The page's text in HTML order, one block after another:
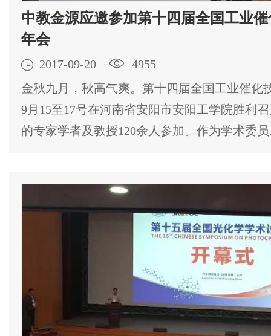
中教金源应邀参加第十四届全国工业
年会
 2017-09-20 
4955
金秋九月，秋高气爽。第十四届全国工业催化
9月15至17号在河南省安阳市安阳工学院胜利
的专家学者及教授120余人参加。作为学术委员